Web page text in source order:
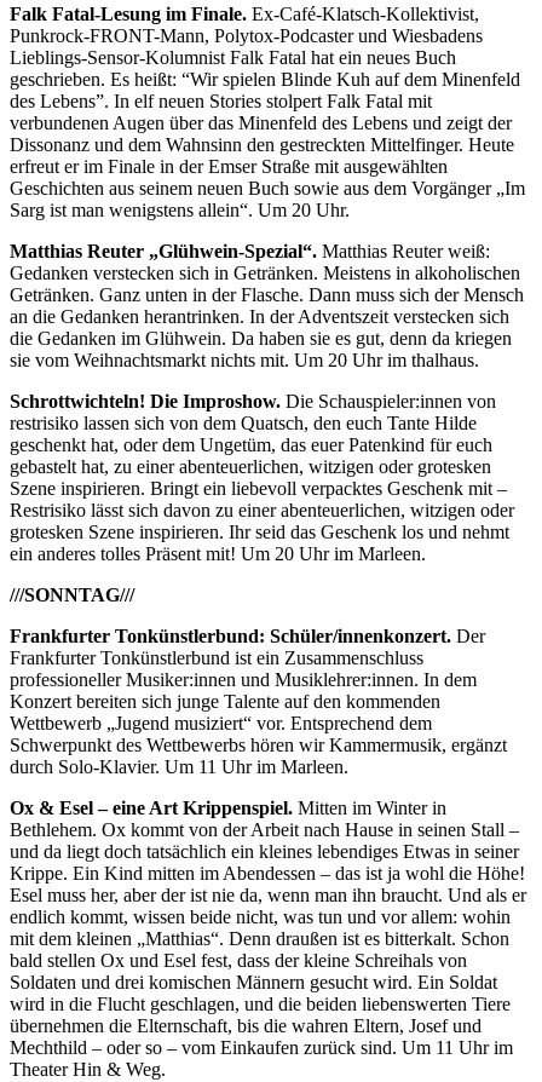
Falk Fatal-Lesung im Finale. Ex-Café-Klatsch-Kollektivist,
Punkrock-FRONT-Mann, Polytox-Podcaster und Wiesbadens
Lieblings-Sensor-Kolumnist Falk Fatal hat ein neues Buch
geschrieben. Es heißt: “Wir spielen Blinde Kuh auf dem Minenfeld
des Lebens”. In elf neuen Stories stolpert Falk Fatal mit
verbundenen Augen über das Minenfeld des Lebens und zeigt der
Dissonanz und dem Wahnsinn den gestreckten Mittelfinger. Heute
erfreut er im Finale in der Emser Straße mit ausgewählten
Geschichten aus seinem neuen Buch sowie aus dem Vorgänger „Im
Sarg ist man wenigstens allein“. Um 20 Uhr.
Matthias Reuter „Glühwein-Spezial“. Matthias Reuter weiß:
Gedanken verstecken sich in Getränken. Meistens in alkoholischen
Getränken. Ganz unten in der Flasche. Dann muss sich der Mensch
an die Gedanken herantrinken. In der Adventszeit verstecken sich
die Gedanken im Glühwein. Da haben sie es gut, denn da kriegen
sie vom Weihnachtsmarkt nichts mit. Um 20 Uhr im thalhaus.
Schrottwichteln! Die Improshow. Die Schauspieler:innen von
restrisiko lassen sich von dem Quatsch, den euch Tante Hilde
geschenkt hat, oder dem Ungetüm, das euer Patenkind für euch
gebastelt hat, zu einer abenteuerlichen, witzigen oder grotesken
Szene inspirieren. Bringt ein liebevoll verpacktes Geschenk mit –
Restrisiko lässt sich davon zu einer abenteuerlichen, witzigen oder
grotesken Szene inspirieren. Ihr seid das Geschenk los und nehmt
ein anderes tolles Präsent mit! Um 20 Uhr im Marleen.
///SONNTAG///
Frankfurter Tonkünstlerbund: Schüler/innenkonzert. Der
Frankfurter Tonkünstlerbund ist ein Zusammenschluss
professioneller Musiker:innen und Musiklehrer:innen. In dem
Konzert bereiten sich junge Talente auf den kommenden
Wettbewerb „Jugend musiziert“ vor. Entsprechend dem
Schwerpunkt des Wettbewerbs hören wir Kammermusik, ergänzt
durch Solo-Klavier. Um 11 Uhr im Marleen.
Ox & Esel – eine Art Krippenspiel. Mitten im Winter in
Bethlehem. Ox kommt von der Arbeit nach Hause in seinen Stall –
und da liegt doch tatsächlich ein kleines lebendiges Etwas in seiner
Krippe. Ein Kind mitten im Abendessen – das ist ja wohl die Höhe!
Esel muss her, aber der ist nie da, wenn man ihn braucht. Und als er
endlich kommt, wissen beide nicht, was tun und vor allem: wohin
mit dem kleinen „Matthias“. Denn draußen ist es bitterkalt. Schon
bald stellen Ox und Esel fest, dass der kleine Schreihals von
Soldaten und drei komischen Männern gesucht wird. Ein Soldat
wird in die Flucht geschlagen, und die beiden liebenswerten Tiere
übernehmen die Elternschaft, bis die wahren Eltern, Josef und
Mechthild – oder so – vom Einkaufen zurück sind. Um 11 Uhr im
Theater Hin & Weg.